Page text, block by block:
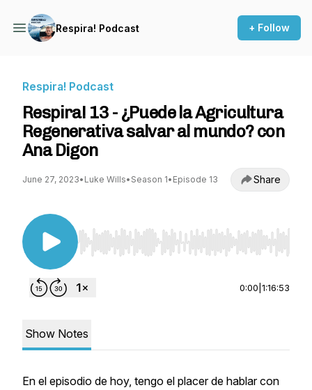
Respira! Podcast + Follow
Respira! Podcast
Respira! 13 - ¿Puede la Agricultura
Regenerativa salvar al mundo? con
Ana Digon
June 27, 2023• Luke Wills• Season 1• Episode 13 Share
Use Left/Right to seek, Home/End to jump to
0:00 1:16:53
Show Notes
En el episodio de hoy, tengo el placer de hablar con